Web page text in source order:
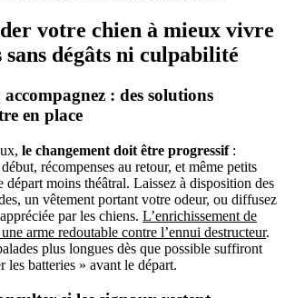
votre chien à mieux vivre
sans dégâts ni culpabilité
accompagnez : des solutions
en place
le changement doit être progressif:
récompenses au retour, et même petits
départ moins théâtral. Laissez à disposition des
un vêtement portant votre odeur, ou diffusez
par les chiens. L’enrichissement de
arme redoutable contre l’ennui destructeur.
plus longues dès que possible suffiront
les batteries » avant le départ.